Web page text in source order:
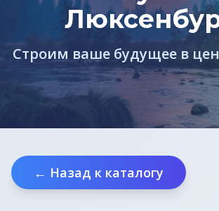
Недвижимость в Словении
Недвижимость в Италии
Недвижимость в Хорватии
ВНЖ в Словении
Строим ваше будущее в
← Назад к каталогу